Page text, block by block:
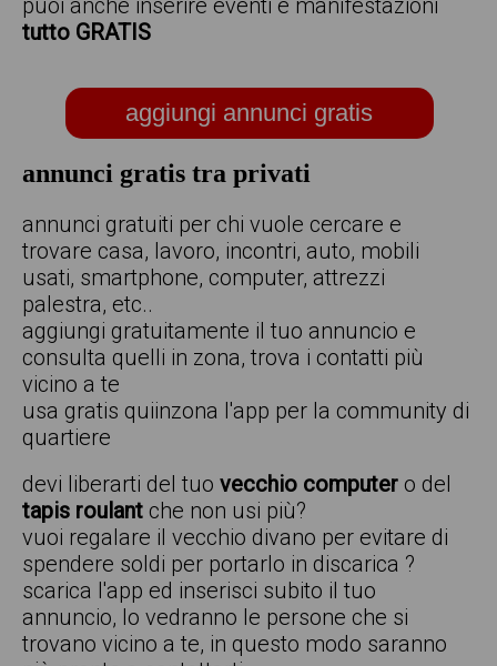
puoi anche inserire eventi e manifestazioni
tutto GRATIS
aggiungi annunci gratis
annunci gratis tra privati
annunci gratuiti per chi vuole cercare e
trovare casa, lavoro, incontri, auto, mobili
usati, smartphone, computer, attrezzi
palestra, etc..
aggiungi gratuitamente il tuo annuncio e
consulta quelli in zona, trova i contatti più
vicino a te
usa gratis quiinzona l'app per la community di
quartiere
devi liberarti del tuovecchio computer o del
tapis roulant che non usi più?
vuoi regalare il vecchio divano per evitare di
spendere soldi per portarlo in discarica ?
scarica l'app ed inserisci subito il tuo
annuncio, lo vedranno le persone che si
trovano vicino a te, in questo modo saranno